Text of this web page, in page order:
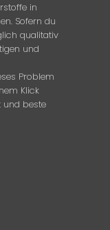
in
Sofern du
qualitativ
und
Problem
Klick
und beste